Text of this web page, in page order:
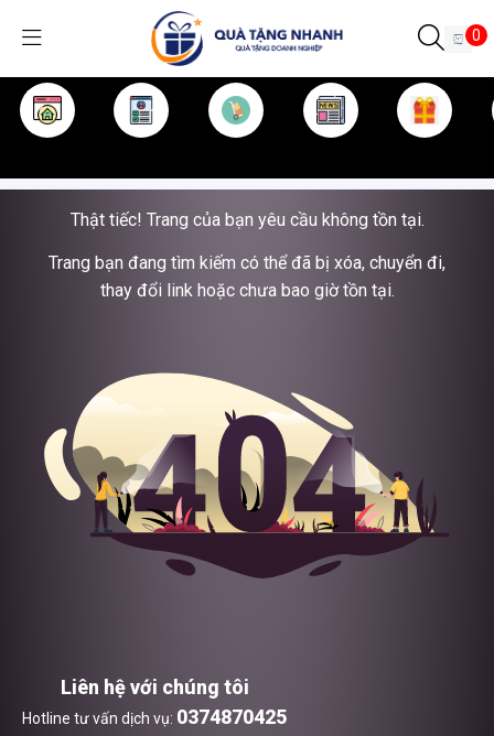
0
Thật tiếc! Trang của bạn yêu cầu không tồn tại.
Trang bạn đang tìm kiếm có thể đã bị xóa, chuyển đi,
thay đổi link hoặc chưa bao giờ tồn tại.
Liên hệ với chúng tôi
Hotline tư vấn dịch vụ: 0374870425